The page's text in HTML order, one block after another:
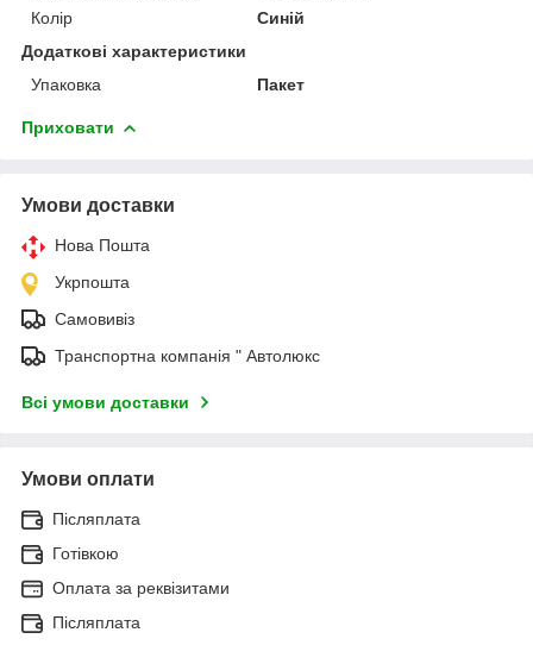
Колір
Синій
Додаткові характеристики
Упаковка
Пакет
Приховати
Умови доставки
Нова Пошта
Укрпошта
Самовивіз
Транспортна компанія " Автолюкс
Всі умови доставки
Умови оплати
Післяплата
Готівкою
Оплата за реквізитами
Післяплата